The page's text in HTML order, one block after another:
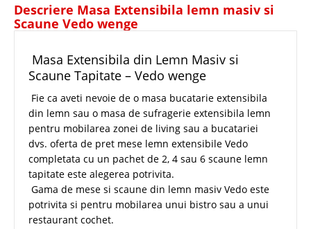
Descriere Masa Extensibila lemn masiv si
Scaune Vedo wenge
Masa Extensibila din Lemn Masiv si
Scaune Tapitate – Vedo wenge
Fie ca aveti nevoie de o masa bucatarie extensibila
din lemn sau o masa de sufragerie extensibila lemn
pentru mobilarea zonei de living sau a bucatariei
dvs. oferta de pret mese lemn extensibile Vedo
completata cu un pachet de 2, 4 sau 6 scaune lemn
tapitate este alegerea potrivita.
Gama de mese si scaune din lemn masiv Vedo este
potrivita si pentru mobilarea unui bistro sau a unui
restaurant cochet.